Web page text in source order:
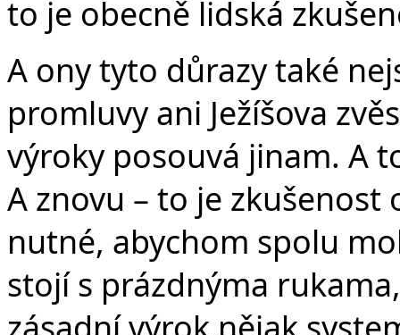
to je obecně lidská
A ony tyto důrazy také
promluvy ani Ježíšova
výroky posouvá jinam. A
A znovu – to je
nutné, abychom spolu
stojí s prázdnýma